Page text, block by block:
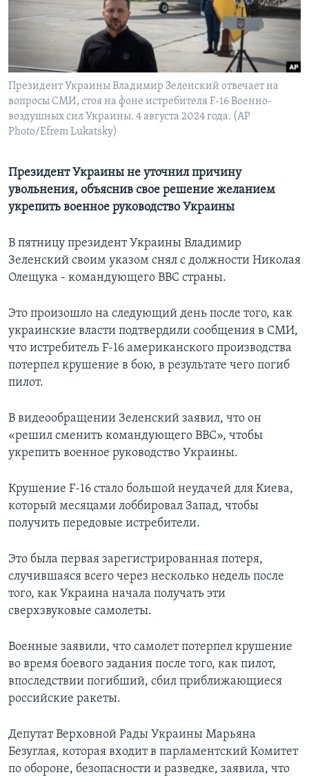
Learning English
СОЦИАЛЬНЫЕ СЕТИ
Языки
Президент Украины Владимир Зеленский отвечает на
вопросы СМИ, стоя на фоне истребителя F-16 Военно-
воздушных сил Украины. 4 августа 2024 года. (AP
Photo/Efrem Lukatsky)
Президент Украины не уточнил причину
увольнения, объяснив свое решение желанием
укрепить военное руководство Украины
В пятницу президент Украины Владимир
Зеленский своим указом снял с должности Николая
Олещука - командующего ВВС страны.
Это произошло на следующий день после того, как
украинские власти подтвердили сообщения в СМИ,
что истребитель F-16 американского производства
потерпел крушение в бою, в результате чего погиб
пилот.
В видеообращении Зеленский заявил, что он
«решил сменить командующего ВВС», чтобы
укрепить военное руководство Украины.
Крушение F-16 стало большой неудачей для Киева,
который месяцами лоббировал Запад, чтобы
получить передовые истребители.
Это была первая зарегистрированная потеря,
случившаяся всего через несколько недель после
того, как Украина начала получать эти
сверхзвуковые самолеты.
Военные заявили, что самолет потерпел крушение
во время боевого задания после того, как пилот,
впоследствии погибший, сбил приближающиеся
российские ракеты.
Депутат Верховной Рады Украины Марьяна
Безуглая, которая входит в парламентский Комитет
по обороне, безопасности и разведке, заявила, что